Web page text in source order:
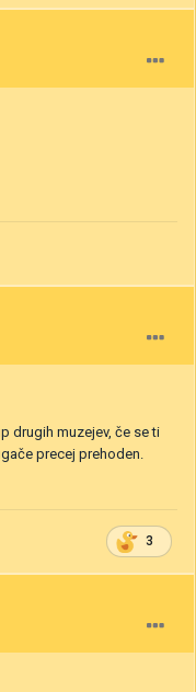
drugih muzejev, če se ti
precej prehoden.
3